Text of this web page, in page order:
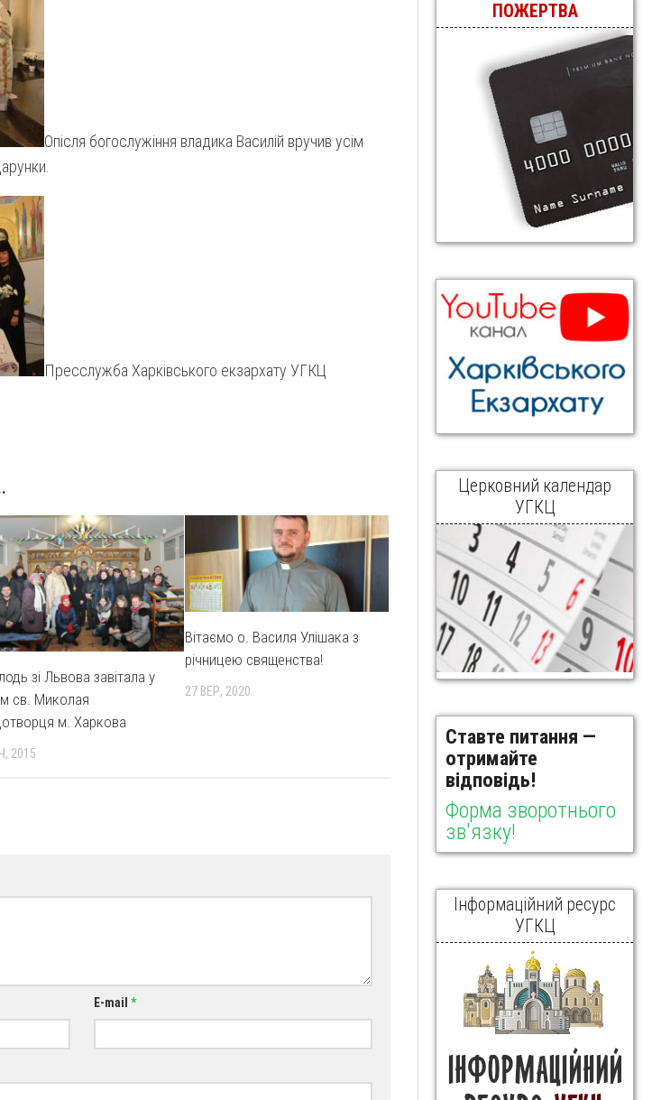
Опісля богослужіння владика Василій вручив усім
Пресслужба Харківського екзархату УГКЦ
зі Львова завітала у
св. Миколая
м. Харкова
2015
Вітаємо о. Василя Улішака з
річницею священства!
27 ВЕР, 2020
E-mail *
ПОЖЕРТВА
Церковний календар
УГКЦ
Ставте питання —
отримайте
відповідь!
Форма зворотнього
зв'язку!
Інформаційний ресурс
УГКЦ